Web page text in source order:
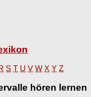
S T U V W X Y Z
hören lernen